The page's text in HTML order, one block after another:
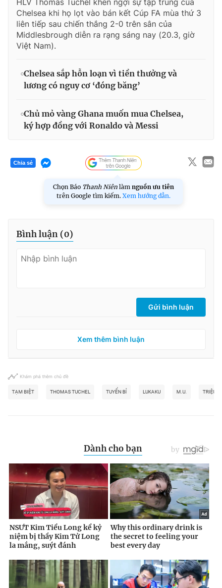
Chelsea khi họ lọt vào bán kết Cúp FA mùa thứ 3
liên tiếp sau chiến thắng 2-0 trên sân của
Middlesbrough diễn ra rạng sáng nay (20.3, giờ
Việt Nam).
Chelsea sắp hỗn loạn vì tiền thưởng và
lương có nguy cơ ‘đóng băng’
Chủ mỏ vàng Ghana muốn mua Chelsea,
ký hợp đồng với Ronaldo và Messi
Chia sẻ
Chọn Báo Thanh Niên làm nguồn ưu tiên
trên Google tìm kiếm. Xem hướng dẫn.
Bình luận (0)
Gửi bình luận
Xem thêm bình luận
Khám phá thêm chủ đề
TẠM BIỆT THOMAS TUCHEL TUYỂN BỈ LUKAKU M.U. TRIỆU